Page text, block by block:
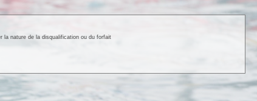
la nature de la disqualification ou du forfait